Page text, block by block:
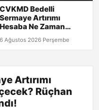
CVKMD Bedelli
Sermaye Artırımı
Hesaba Ne Zaman
Geçecek? Rüçhan
Hakkı Tarihleri
6 Ağustos 2026 Perşembe
Artırımı
Rüçhan